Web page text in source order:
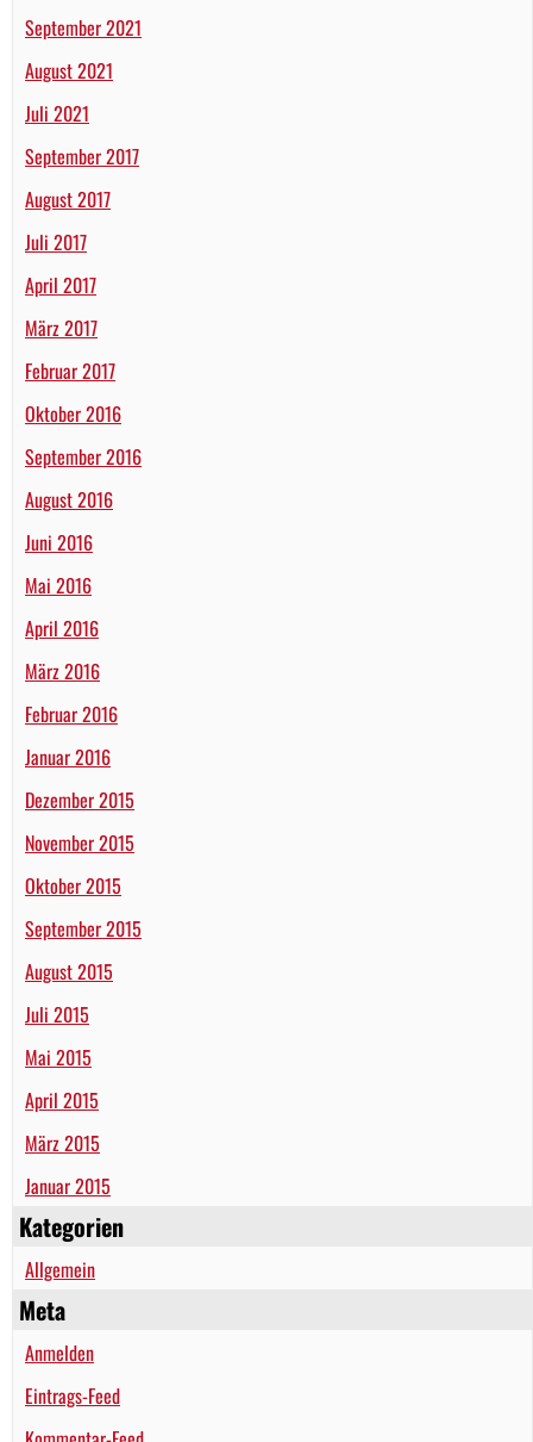
September 2021
August 2021
Juli 2021
September 2017
August 2017
Juli 2017
April 2017
März 2017
Februar 2017
Oktober 2016
September 2016
August 2016
Juni 2016
Mai 2016
April 2016
März 2016
Februar 2016
Januar 2016
Dezember 2015
November 2015
Oktober 2015
September 2015
August 2015
Juli 2015
Mai 2015
April 2015
März 2015
Januar 2015
Kategorien
Allgemein
Meta
Anmelden
Eintrags-Feed